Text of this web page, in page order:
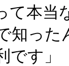
て本当
知っ
す」